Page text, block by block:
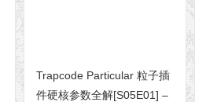
Trapcode Particular 粒子插
件硬核参数全解[S05E01] –